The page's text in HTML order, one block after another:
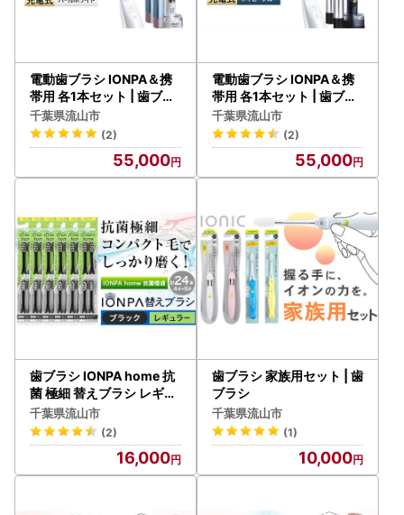
電動歯ブラシ IONPA＆携
帯用 各1本セット | 歯ブラ
シ
千葉県流山市
(2)
55,000
電動歯ブラシ IONPA＆携
帯用 各1本セット | 歯ブラ
シ
千葉県流山市
(2)
55,000
歯ブラシ IONPA home 抗
菌 極細 替えブラシ レギュ
ラー ブラック 計24本
千葉県流山市
(2)
16,000
歯ブラシ 家族用セット | 歯
ブラシ
千葉県流山市
(1)
10,000